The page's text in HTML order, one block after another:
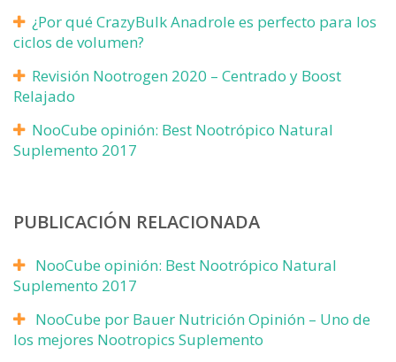
¿Por qué CrazyBulk Anadrole es perfecto para los
ciclos de volumen?
Revisión Nootrogen 2020 – Centrado y Boost
Relajado
NooCube opinión: Best Nootrópico Natural
Suplemento 2017
PUBLICACIÓN RELACIONADA
NooCube opinión: Best Nootrópico Natural
Suplemento 2017
NooCube por Bauer Nutrición Opinión – Uno de
los mejores Nootropics Suplemento